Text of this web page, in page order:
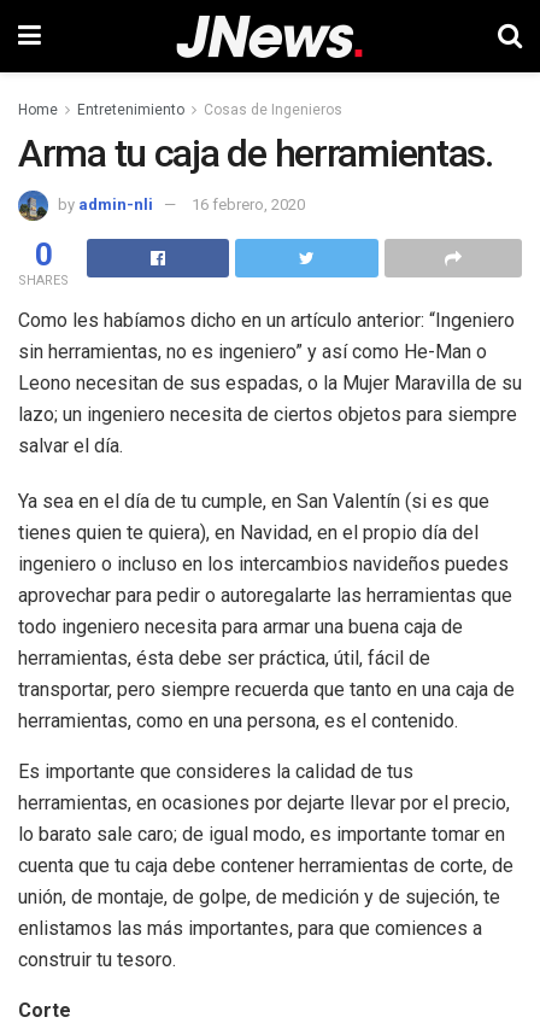
Home Entretenimiento Cosas de Ingenieros
Arma tu caja de herramientas.
by admin-nli 16 febrero, 2020
0
SHARES
Como les habíamos dicho en un artículo anterior: “Ingeniero
sin herramientas, no es ingeniero” y así como He-Man o
Leono necesitan de sus espadas, o la Mujer Maravilla de su
lazo; un ingeniero necesita de ciertos objetos para siempre
salvar el día.
Ya sea en el día de tu cumple, en San Valentín (si es que
tienes quien te quiera), en Navidad, en el propio día del
ingeniero o incluso en los intercambios navideños puedes
aprovechar para pedir o autoregalarte las herramientas que
todo ingeniero necesita para armar una buena caja de
herramientas, ésta debe ser práctica, útil, fácil de
transportar, pero siempre recuerda que tanto en una caja de
herramientas, como en una persona, es el contenido.
Es importante que consideres la calidad de tus
herramientas, en ocasiones por dejarte llevar por el precio,
lo barato sale caro; de igual modo, es importante tomar en
cuenta que tu caja debe contener herramientas de corte, de
unión, de montaje, de golpe, de medición y de sujeción, te
enlistamos las más importantes, para que comiences a
construir tu tesoro.
Corte